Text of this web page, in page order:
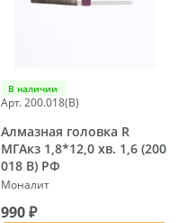
В наличии
Арт. 200.018(B)
Алмазная головка R
МГАкз 1,8*12,0 хв. 1,6 (200
018 B) РФ
Моналит
990 ₽